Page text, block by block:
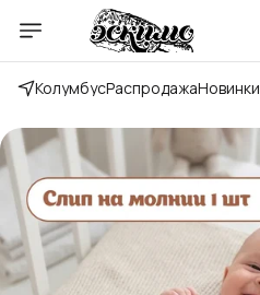
КолумбусРаспродажаНовинки